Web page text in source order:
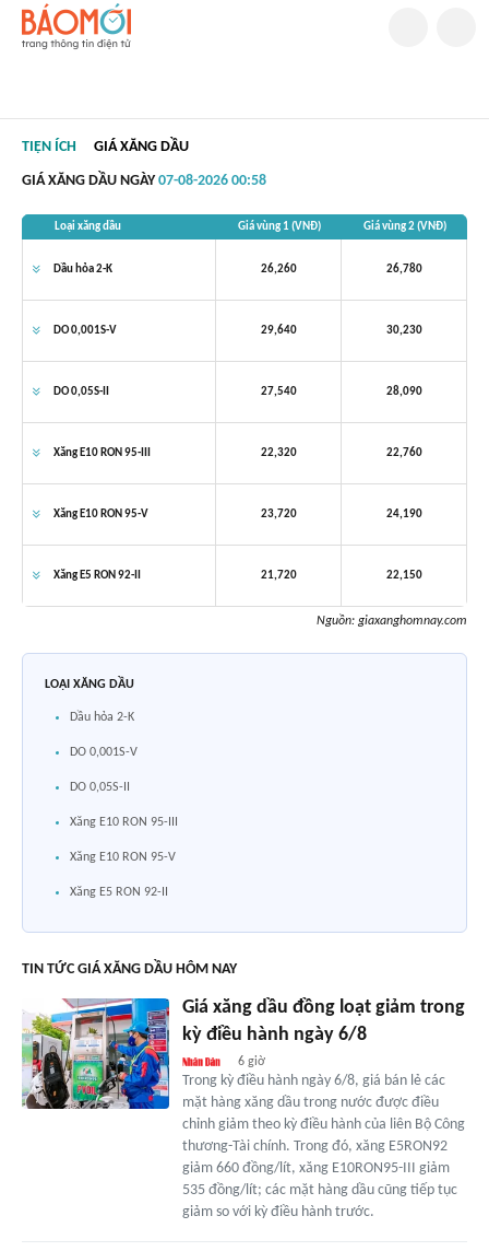
TIỆN ÍCH GIÁ XĂNG DẦU
GIÁ XĂNG DẦU NGÀY 07-08-2026 00:58
Loại xăng dầu Giá vùng 1 (VNĐ) Giá vùng 2 (VNĐ)
Dầu hỏa 2-K 26,260 26,780
DO 0,001S-V 29,640 30,230
DO 0,05S-II 27,540 28,090
Xăng E10 RON 95-III 22,320 22,760
Xăng E10 RON 95-V 23,720 24,190
Xăng E5 RON 92-II 21,720 22,150
Nguồn: giaxanghomnay.com
LOẠI XĂNG DẦU
Dầu hỏa 2-K
DO 0,001S-V
DO 0,05S-II
Xăng E10 RON 95-III
Xăng E10 RON 95-V
Xăng E5 RON 92-II
TIN TỨC GIÁ XĂNG DẦU HÔM NAY
Giá xăng dầu đồng loạt giảm trong
kỳ điều hành ngày 6/8
6 giờ
Trong kỳ điều hành ngày 6/8, giá bán lẻ các
mặt hàng xăng dầu trong nước được điều
chỉnh giảm theo kỳ điều hành của liên Bộ Công
thương-Tài chính. Trong đó, xăng E5RON92
giảm 660 đồng/lít, xăng E10RON95-III giảm
535 đồng/lít; các mặt hàng dầu cũng tiếp tục
giảm so với kỳ điều hành trước.